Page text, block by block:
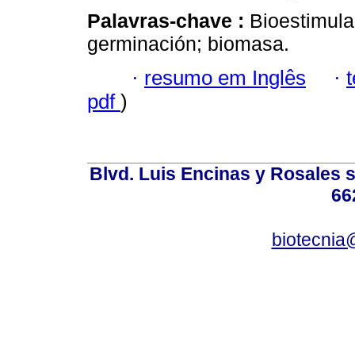
Palavras-chave :
germinación; biomasa.
· resumo em Inglês ·
pdf )
Blvd. Luis Encinas y Rosales